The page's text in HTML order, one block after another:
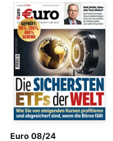
Euro 08/24